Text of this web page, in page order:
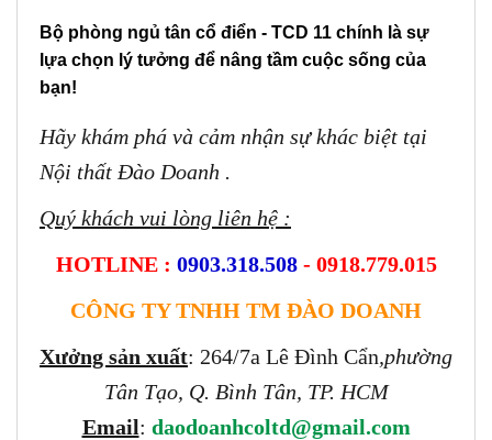
Bộ phòng ngủ tân cổ điển - TCD 11 chính là sự
lựa chọn lý tưởng để nâng tầm cuộc sống của
bạn!
Hãy khám phá và cảm nhận sự khác biệt tại
Nội thất Đào Doanh .
Quý khách vui lòng liên hệ :
HOTLINE : 0903.318.508- 0918.779.015
CÔNG TY TNHH TM ĐÀO DOANH
Xưởng sản xuất: 264/7a Lê Đình Cẩn,phường
Tân Tạo, Q. Bình Tân, TP. HCM
Email: daodoanhcoltd@gmail.com